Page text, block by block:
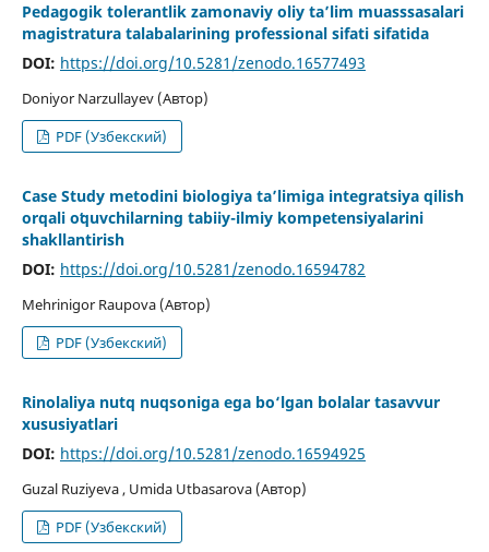
Pedagogik tolerantlik zamonaviy oliy ta’lim muasssasalari
magistratura talabalarining professional sifati sifatida
DOI: https://doi.org/10.5281/zenodo.16577493
Doniyor Narzullayev (Автор)
PDF (Узбекский)
Case Study metodini biologiya ta’limiga integratsiya qilish
orqali oʻquvchilarning tabiiy-ilmiy kompetensiyalarini
shakllantirish
DOI: https://doi.org/10.5281/zenodo.16594782
Mehrinigor Raupova (Автор)
PDF (Узбекский)
Rinolaliya nutq nuqsoniga ega bo‘lgan bolalar tasavvur
xususiyatlari
DOI: https://doi.org/10.5281/zenodo.16594925
Guzal Ruziyeva , Umida Utbasarova (Автор)
PDF (Узбекский)